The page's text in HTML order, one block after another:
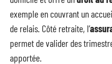
exemple en couvrant un
de relais. Côté retraite, l’
permet de valider des
apportée.